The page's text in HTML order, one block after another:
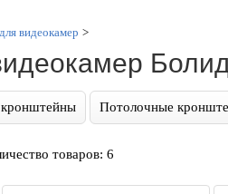
видеокамер >
Потолочные
товаров: 6